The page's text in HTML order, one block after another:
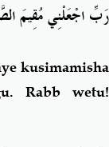
رَبِّ اجْعَلْنِي مُقِيمَ
kusimamisha
Rabb wetu!